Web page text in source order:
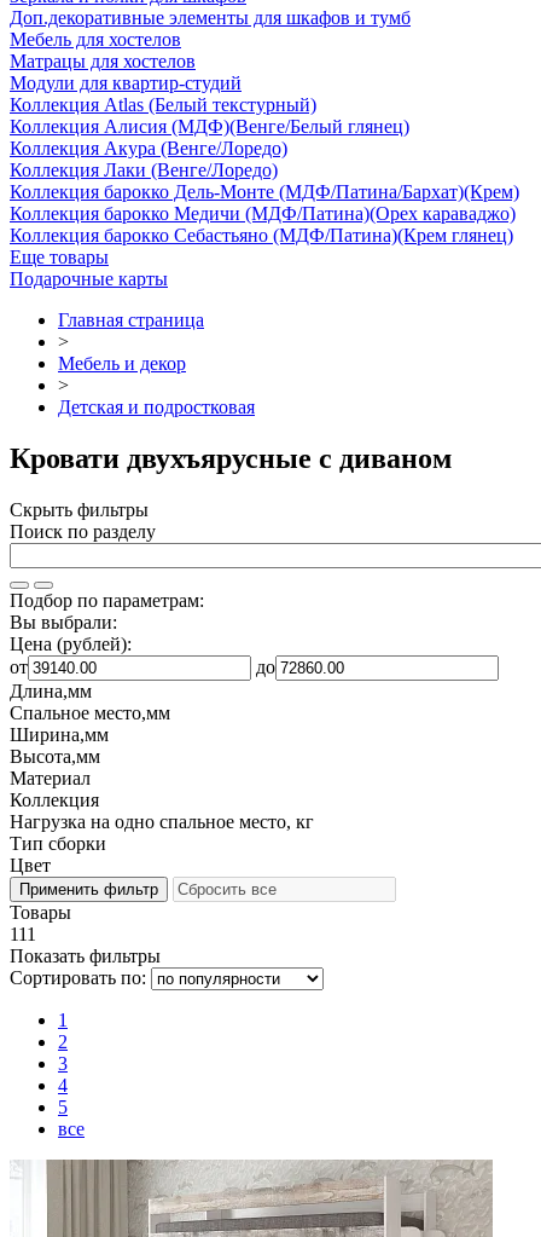
Доп.декоративные элементы для шкафов и тумб
Мебель для хостелов
Матрацы для хостелов
Модули для квартир-студий
Коллекция Atlas (Белый текстурный)
Коллекция Алисия (МДФ)(Венге/Белый глянец)
Коллекция Акура (Венге/Лоредо)
Коллекция Лаки (Венге/Лоредо)
Коллекция барокко Дель-Монте (МДФ/Патина/Бархат)(Крем)
Коллекция барокко Медичи (МДФ/Патина)(Орех караваджо)
Коллекция барокко Себастьяно (МДФ/Патина)(Крем глянец)
Еще товары
Подарочные карты
Главная страница
>
Мебель и декор
>
Детская и подростковая
Кровати двухъярусные с диваном
Скрыть фильтры
Поиск по разделу
Подбор по параметрам:
Вы выбрали:
Цена (рублей):
от
до
Длина,мм
Спальное место,мм
Ширина,мм
Высота,мм
Материал
Коллекция
Нагрузка на одно спальное место, кг
Тип сборки
Цвет
Товары
111
Показать фильтры
Сортировать по:
1
2
3
4
5
все